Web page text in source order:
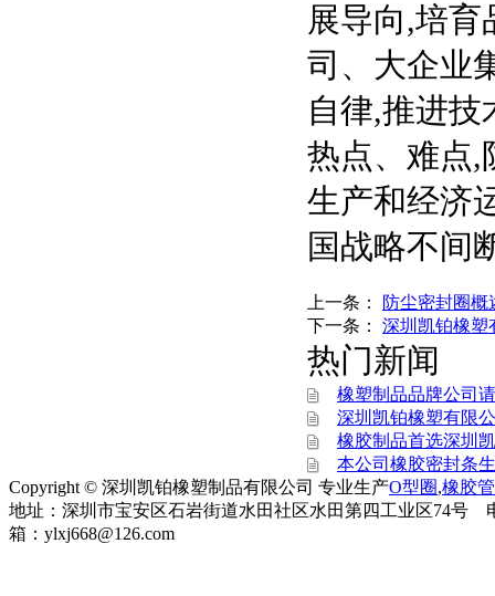
展导向,培
司、大企业
自律,推进
热点、难点,
生产和经济
国战略不间
上一条：
防尘密封圈概
下一条： 深圳凯铂橡塑
热门新闻
橡塑制品品牌公司
深圳凯铂橡塑有限
橡胶制品首选深圳
本公司橡胶密封条
Copyright © 深圳凯铂橡塑制品有限公司 专业生产O型圈,橡胶管
地址：深圳市宝安区石岩街道水田社区水田第四工业区74号
箱：ylxj668@126.com